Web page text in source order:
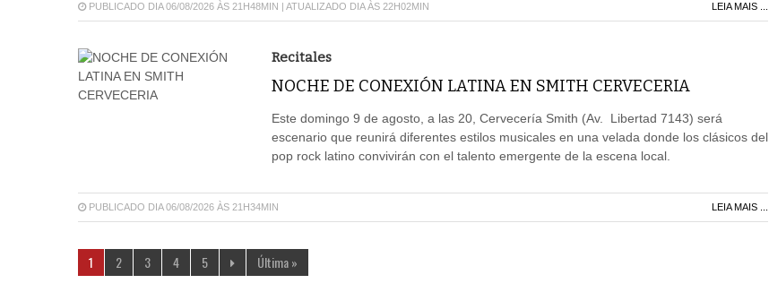
PUBLICADO DIA 06/08/2026 ÀS 21H48MIN | ATUALIZADO DIA ÀS 22H02MIN LEIA MAIS ...
Recitales
NOCHE DE CONEXIÓN LATINA EN SMITH CERVECERIA
Este domingo 9 de agosto, a las 20, Cervecería Smith (Av. Libertad 7143) será
escenario que reunirá diferentes estilos musicales en una velada donde los clásicos del
pop rock latino convivirán con el talento emergente de la escena local.
PUBLICADO DIA 06/08/2026 ÀS 21H34MIN LEIA MAIS ...
1 2 3 4 5 Última »